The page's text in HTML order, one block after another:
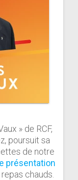
» de RCF,
poursuit sa
de notre
présentation
chauds.